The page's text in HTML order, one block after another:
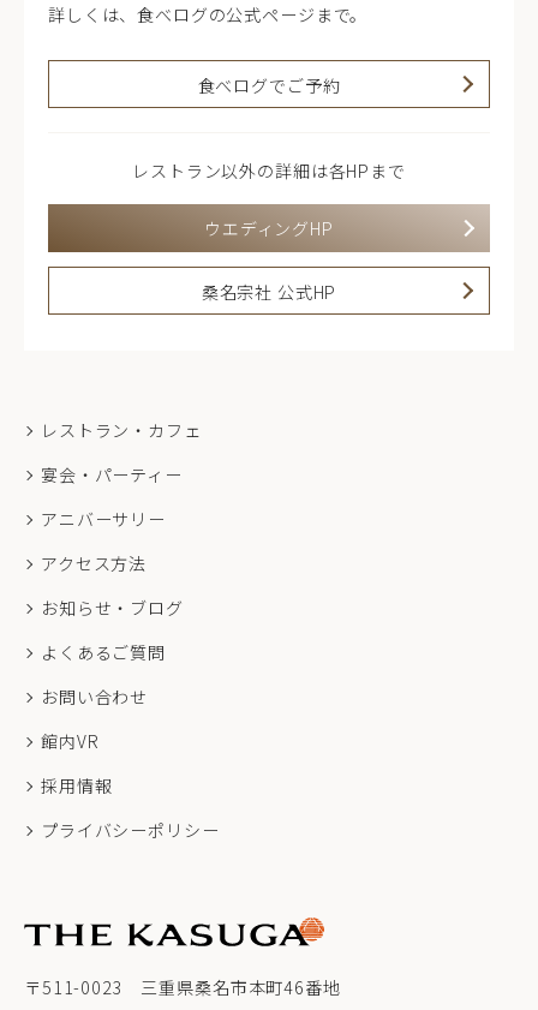
詳しくは、食べログの公式ページまで。
食べログでご予約
レストラン以外の詳細は各HPまで
ウエディングHP
桑名宗社 公式HP
〒511-0023 三重県桑名市本町46番地
レストラン・カフェ
宴会・パーティー
アニバーサリー
アクセス方法
お知らせ・ブログ
よくあるご質問
お問い合わせ
館内VR
採用情報
プライバシーポリシー